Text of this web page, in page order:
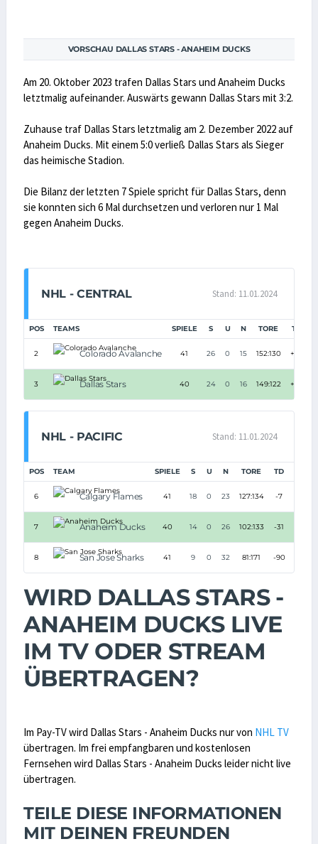
VORSCHAU DALLAS STARS - ANAHEIM DUCKS
Am 20. Oktober 2023 trafen Dallas Stars und Anaheim Ducks
letztmalig aufeinander. Auswärts gewann Dallas Stars mit 3:2.
Zuhause traf Dallas Stars letztmalig am 2. Dezember 2022 auf
Anaheim Ducks. Mit einem 5:0 verließ Dallas Stars als Sieger
das heimische Stadion.
Die Bilanz der letzten 7 Spiele spricht für Dallas Stars, denn
sie konnten sich 6 Mal durchsetzen und verloren nur 1 Mal
gegen Anaheim Ducks.
NHL - CENTRAL Stand: 11.01.2024
POS TEAMS SPIELE S U N TORE TD
2 Colorado Avalanche 41 26 0 15 152:130 +22
3 Dallas Stars 40 24 0 16 149:122 +27
NHL - PACIFIC Stand: 11.01.2024
POS TEAM SPIELE S U N TORE TD
6 Calgary Flames 41 18 0 23 127:134 -7
7 Anaheim Ducks 40 14 0 26 102:133 -31
8 San Jose Sharks 41 9 0 32 81:171 -90
WIRD DALLAS STARS -
ANAHEIM DUCKS LIVE
IM TV ODER STREAM
ÜBERTRAGEN?
Im Pay-TV wird Dallas Stars - Anaheim Ducks nur von NHL TV
übertragen. Im frei empfangbaren und kostenlosen
Fernsehen wird Dallas Stars - Anaheim Ducks leider nicht live
übertragen.
TEILE DIESE INFORMATIONEN
MIT DEINEN FREUNDEN